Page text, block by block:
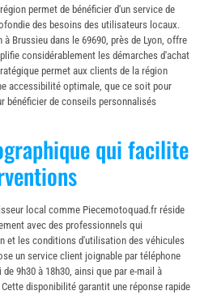
permet de bénéficier d'un service de
des besoins des utilisateurs locaux.
Brussieu dans le 69690, près de Lyon, offre
considérablement les démarches d'achat
permet aux clients de la région
accessibilité optimale, que ce soit pour
bénéficier de conseils personnalisés
qui facilite
local comme Piecemotoquad.fr réside
avec des professionnels qui
et les conditions d'utilisation des véhicules
un service client joignable par téléphone
9h30 à 18h30, ainsi que par e-mail à
Cette disponibilité garantit une réponse rapide